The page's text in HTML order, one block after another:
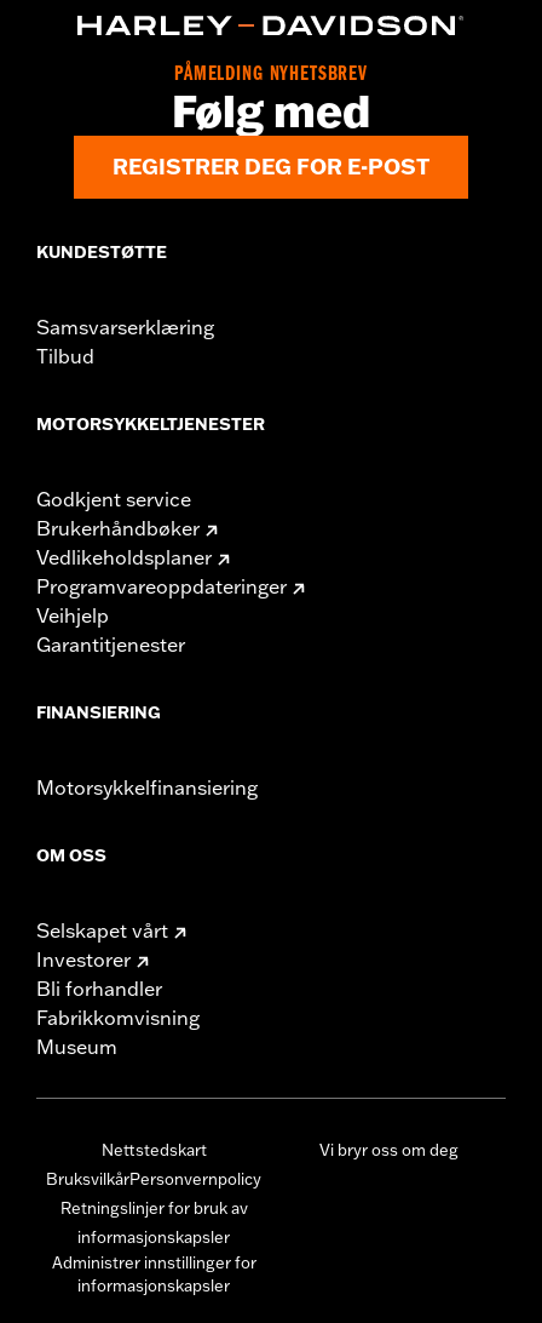
Accessories.
PÅMELDING NYHETSBREV
Følg med
REGISTRER DEG FOR E-POST
KUNDESTØTTE
Samsvarserklæring
Tilbud
MOTORSYKKELTJENESTER
Godkjent service
Brukerhåndbøker
Vedlikeholdsplaner
Programvareoppdateringer
Veihjelp
Garantitjenester
FINANSIERING
Motorsykkelfinansiering
OM OSS
Selskapet vårt
Investorer
Bli forhandler
Fabrikkomvisning
Museum
Nettstedskart
BruksvilkårPersonvernpolicy
Retningslinjer for bruk av
informasjonskapsler
Administrer innstillinger for
informasjonskapsler
Vi bryr oss om deg